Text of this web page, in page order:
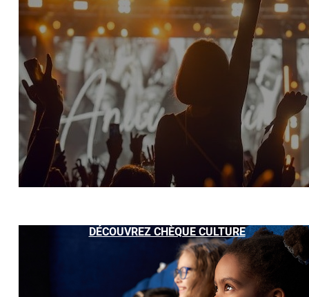
DÉCOUVREZ CHÈQUE CULTURE